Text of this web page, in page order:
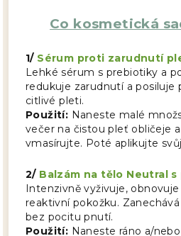
Co kosmetická
1/ Sérum proti zarudnutí
Lehké sérum s prebiotiky a
redukuje zarudnutí a posiluje
citlivé pleti.
Použití: Naneste malé
večer na čistou pleť obličeje
vmasírujte. Poté aplikujte
2/ Balzám na tělo Neutral
Intenzivně vyživuje,
reaktivní pokožku.
bez pocitu pnutí.
Použití: Naneste ráno a/